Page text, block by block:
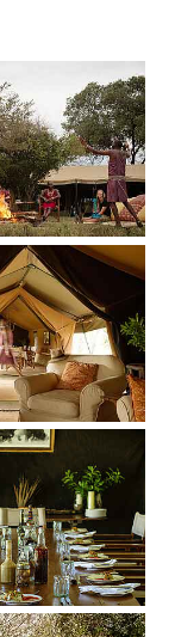
version
version
version
version